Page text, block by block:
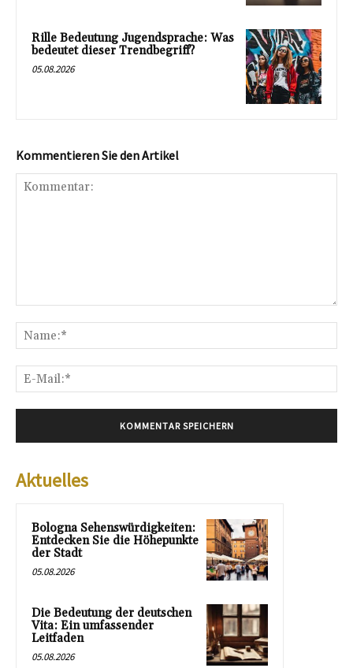
Rille Bedeutung Jugendsprache: Was
bedeutet dieser Trendbegriff?
05.08.2026
Kommentieren Sie den Artikel
Aktuelles
Bologna Sehenswürdigkeiten:
Entdecken Sie die Höhepunkte
der Stadt
05.08.2026
Die Bedeutung der deutschen
Vita: Ein umfassender
Leitfaden
05.08.2026